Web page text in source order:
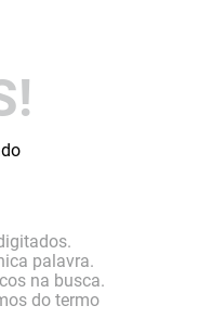
palavra.
na busca.
do termo